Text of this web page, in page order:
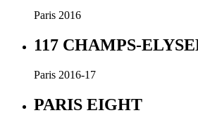
Paris 2016
117 CHAMPS-
Paris 2016-17
PARIS EIGHT